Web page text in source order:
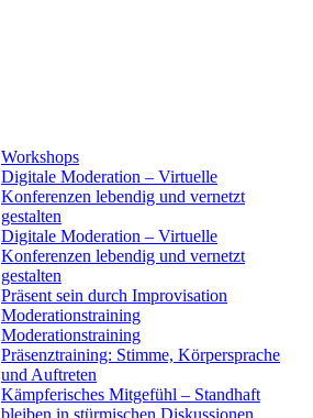
Workshops
Digitale Moderation – Virtuelle
Konferenzen lebendig und vernetzt
gestalten
Digitale Moderation – Virtuelle
Konferenzen lebendig und vernetzt
gestalten
Präsent sein durch Improvisation
Moderationstraining
Moderationstraining
Präsenztraining: Stimme, Körpersprache
und Auftreten
Kämpferisches Mitgefühl – Standhaft
bleiben in stürmischen Diskussionen